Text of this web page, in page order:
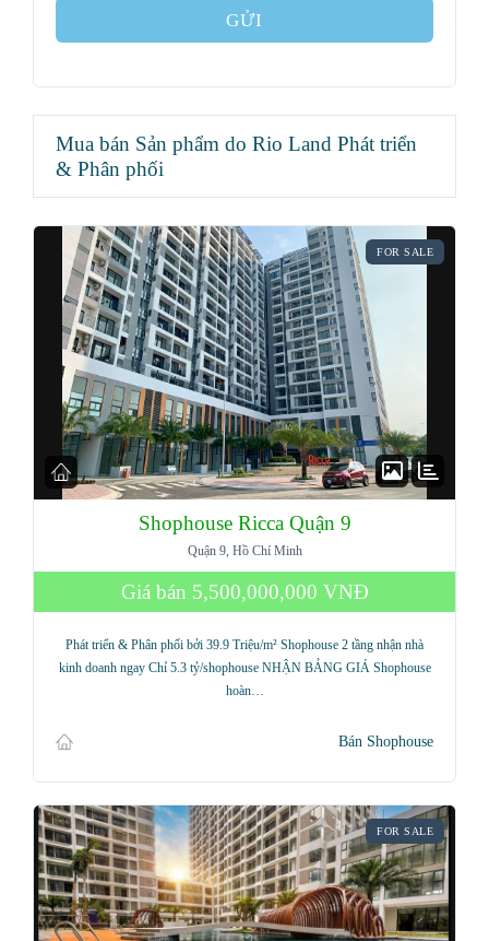
GỬI
Mua bán Sản phẩm do Rio Land Phát triển
& Phân phối
FOR SALE
Shophouse Ricca Quận 9
Quận 9, Hồ Chí Minh
Giá bán 5,500,000,000 VNĐ
Phát triển & Phân phối bởi 39.9 Triệu/m² Shophouse 2 tầng nhận nhà
kinh doanh ngay Chỉ 5.3 tỷ/shophouse NHẬN BẢNG GIÁ Shophouse
hoàn…
Bán Shophouse
FOR SALE